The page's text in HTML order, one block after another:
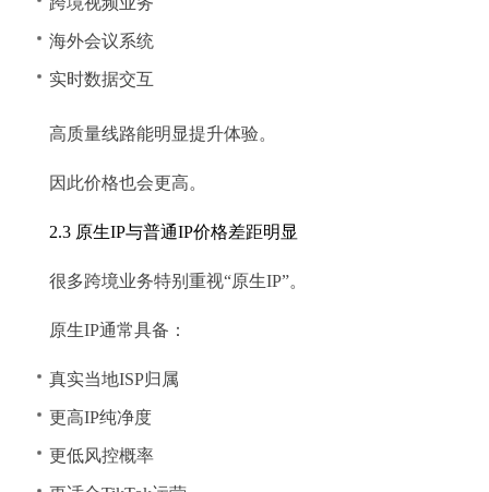
海外会议系统
实时数据交互
高质量线路能明显提升体验。
因此价格也会更高。
2.3 原生IP与普通IP价格差距明显
很多跨境业务特别重视“原生IP”。
原生IP通常具备：
真实当地ISP归属
更高IP纯净度
更低风控概率